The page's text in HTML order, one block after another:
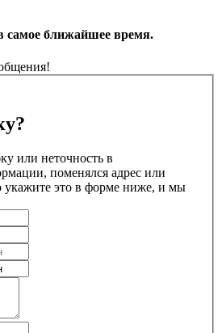
ближайшее время.
или неточность в
поменялся адрес или
укажите это в форме ниже, и мы